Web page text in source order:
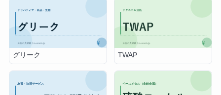
グリーク TWAP